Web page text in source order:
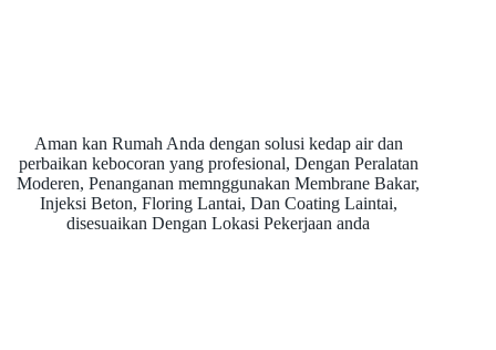
Aman kan Rumah Anda dengan solusi kedap air dan
perbaikan kebocoran yang profesional, Dengan Peralatan
Moderen, Penanganan memnggunakan Membrane Bakar,
Injeksi Beton, Floring Lantai, Dan Coating Laintai,
disesuaikan Dengan Lokasi Pekerjaan anda